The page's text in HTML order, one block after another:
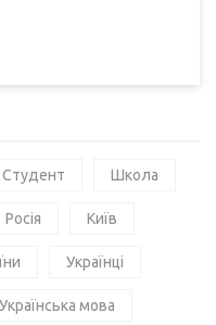
Студент Школа
Росія Київ
Українці
Українська мова